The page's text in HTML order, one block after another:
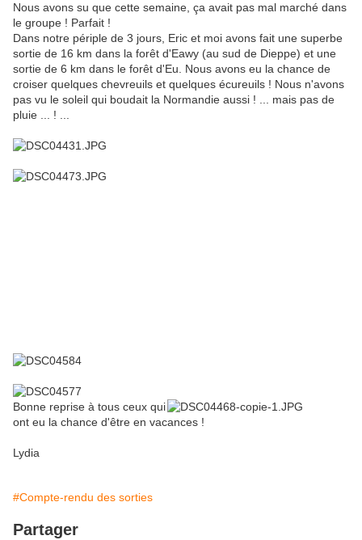
Nous avons su que cette semaine, ça avait pas mal marché dans
le groupe ! Parfait !
Dans notre périple de 3 jours, Eric et moi avons fait une superbe
sortie de 16 km dans la forêt d'Eawy (au sud de Dieppe) et une
sortie de 6 km dans le forêt d'Eu. Nous avons eu la chance de
croiser quelques chevreuils et quelques écureuils ! Nous n'avons
pas vu le soleil qui boudait la Normandie aussi ! ... mais pas de
pluie ... ! ...
Bonne reprise à tous ceux qui
ont eu la chance d'être en vacances !
Lydia
#Compte-rendu des sorties
Partager